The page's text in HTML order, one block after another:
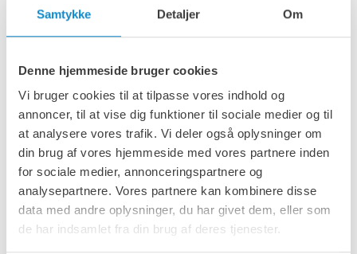
Samtykke Detaljer Om
Denne hjemmeside bruger cookies
Vi bruger cookies til at tilpasse vores indhold og
annoncer, til at vise dig funktioner til sociale medier og til
at analysere vores trafik. Vi deler også oplysninger om
din brug af vores hjemmeside med vores partnere inden
for sociale medier, annonceringspartnere og
analysepartnere. Vores partnere kan kombinere disse
data med andre oplysninger, du har givet dem, eller som
de har indsamlet fra din brug af deres tjenester.
Metso fødere